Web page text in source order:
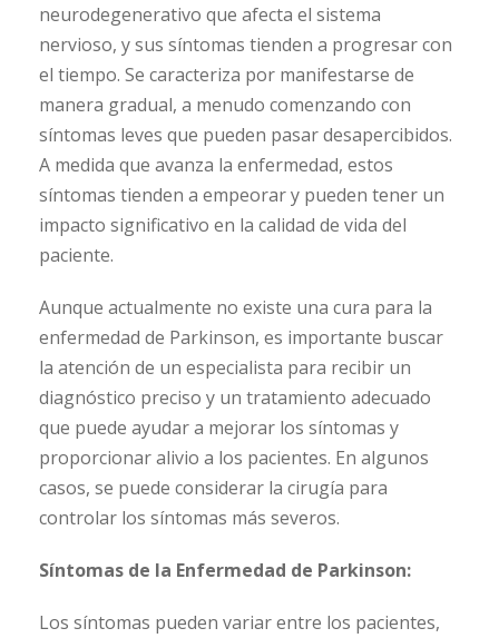
neurodegenerativo que afecta el sistema
nervioso, y sus síntomas tienden a progresar con
el tiempo. Se caracteriza por manifestarse de
manera gradual, a menudo comenzando con
síntomas leves que pueden pasar desapercibidos.
A medida que avanza la enfermedad, estos
síntomas tienden a empeorar y pueden tener un
impacto significativo en la calidad de vida del
paciente.
Aunque actualmente no existe una cura para la
enfermedad de Parkinson, es importante buscar
la atención de un especialista para recibir un
diagnóstico preciso y un tratamiento adecuado
que puede ayudar a mejorar los síntomas y
proporcionar alivio a los pacientes. En algunos
casos, se puede considerar la cirugía para
controlar los síntomas más severos.
Síntomas de la Enfermedad de Parkinson:
Los síntomas pueden variar entre los pacientes,